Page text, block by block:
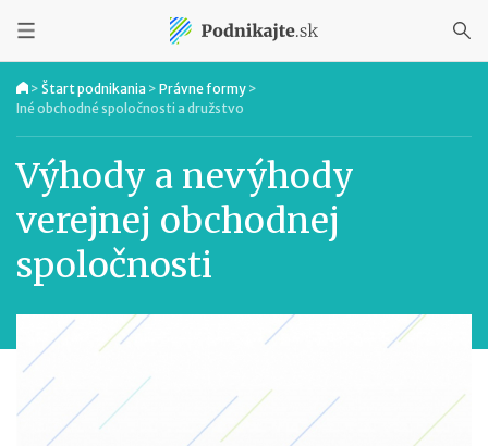
> Štart podnikania > Právne formy >
Iné obchodné spoločnosti a družstvo
Výhody a nevýhody
verejnej obchodnej
spoločnosti